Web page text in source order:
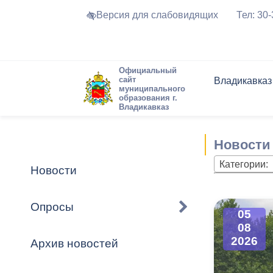
Версия для слабовидящих Тел:
Официальный
сайт
муниципального
образования г.
Владикавказ
Владикавказ
Устав города
Города-
городского
Торги и
Формы
Обратная
Комиссии
График
Новостная
Актуально
Новости
Опросы
Архив новостей
Новости
Категории:
05
08
2026